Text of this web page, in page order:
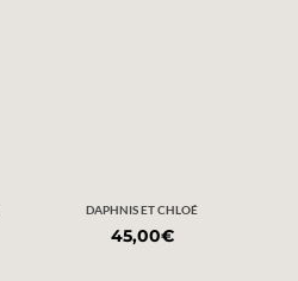
DAPHNIS ET CHLOÉ
45,00€